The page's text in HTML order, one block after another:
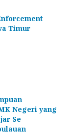
Timur
Negeri yang
Se-